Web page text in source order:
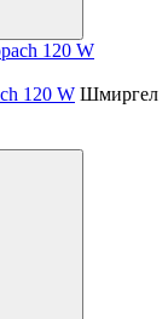
120 W Шмиргел